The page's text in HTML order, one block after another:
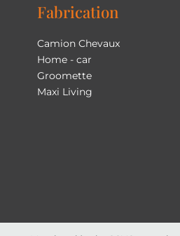
Fabrication
Camion Chevaux
Home - car
Groomette
Maxi Living